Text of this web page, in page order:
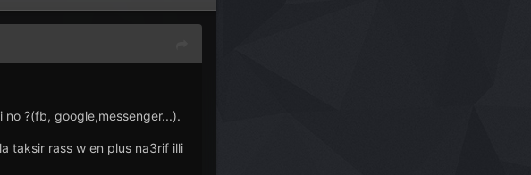
?(fb, google,messenger...).
taksir rass w en plus na3rif illi